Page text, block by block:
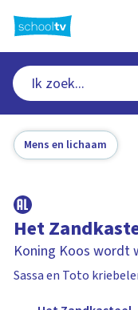
naar
hoofdinhoud
Mens en lichaam
Het
Koning Koos wordt
Sassa en Toto